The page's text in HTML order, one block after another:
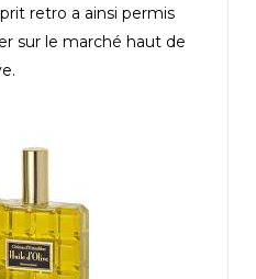
retro a ainsi permis
sur le marché haut de